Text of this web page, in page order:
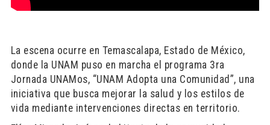
La escena ocurre en Temascalapa, Estado de México,
donde la UNAM puso en marcha el programa 3ra
Jornada UNAMos, “UNAM Adopta una Comunidad”, una
iniciativa que busca mejorar la salud y los estilos de
vida mediante intervenciones directas en territorio.